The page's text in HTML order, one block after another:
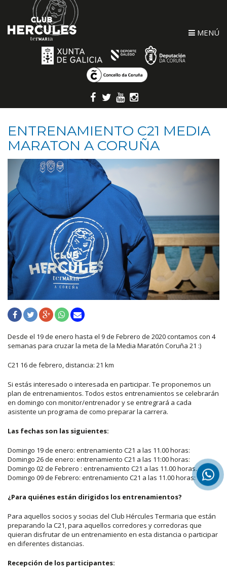
MENÚ
ENTRENAMIENTO C21 MEDIA
MARATON A CORUÑA
Desde el 19 de enero hasta el 9 de Febrero de 2020 contamos con 4
semanas para cruzar la meta de la Media Maratón Coruña 21 :)
C21 16 de febrero, distancia: 21 km
Si estás interesado o interesada en participar. Te proponemos un
plan de entrenamientos. Todos estos entrenamientos se celebrarán
en domingo con monitor/entrenador y se entregrará a cada
asistente un programa de como preparar la carrera.
Las fechas son las siguientes:
Domingo 19 de enero: entrenamiento C21 a las 11.00 horas:
Domingo 26 de enero: entrenamiento C21 a las 11:00 horas:
Domingo 02 de Febrero : entrenamiento C21 a las 11.00 horas.
Domingo 09 de Febrero: entrenamiento C21 a las 11.00 horas:
¿Para quiénes están dirigidos los entrenamientos?
Para aquellos socios y socias del Club Hércules Termaria que están
preparando la C21, para aquellos corredores y corredoras que
quieran disfrutar de un entrenamiento en esta distancia o participar
en diferentes distancias.
Recepción de los participantes: